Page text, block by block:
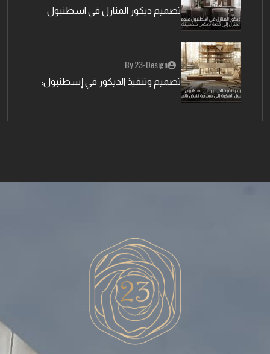
تصميم ديكور المنازل في اسطنبول
By 23-Design
تصميم وتنفيذ الديكور في إسطنبول: